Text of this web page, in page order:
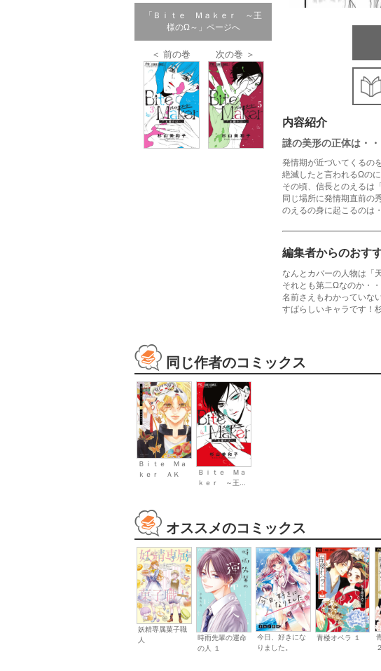
「Ｂｉｔｅ Ｍａｋｅｒ ～王
様のΩ～」ページへ
＜ 前の巻 次の巻 ＞
内容紹介
謎の美形の正体は・
発情期が近づいてくるの
絶滅したと言われるΩの
その頃、信長とのえるは
同じ場所に発情期直前の
のえるの身に起こるのは
編集者からのおす
なんとカバーの人物は「
それとも第二Ωなのか・
名前さえもわかっていな
すばらしいキャラです！
同じ作者のコミックス
Ｂｉｔｅ Ｍａ
ｋｅｒ ＡＫ
Ｂｉｔｅ Ｍａ
ｋｅｒ ～王...
オススメのコミックス
妖精専属菓子職
人
時雨先輩の運命
の人 １
今日、好きにな
りました。
青楼オペラ １